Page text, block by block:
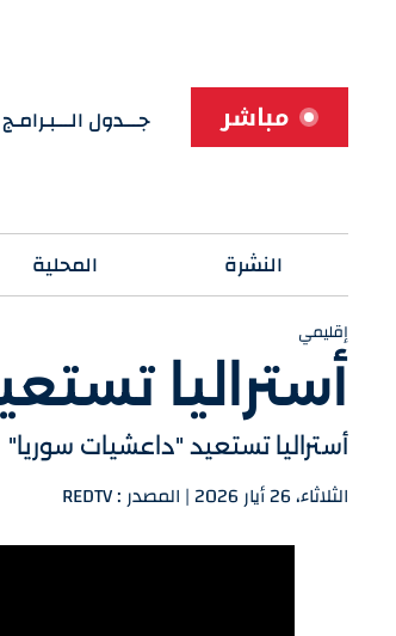
مباشر جـــدول الـــبـرامـج
النشرة المحلية
إقليمي
أستراليا
أستراليا تستعيد "داعشيات سوريا"
الثلاثاء، 26 أيار 2026 | المصدر : REDTV